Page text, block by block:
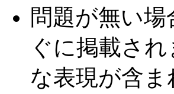
問題が無い
ぐに掲載さ
な表現が含